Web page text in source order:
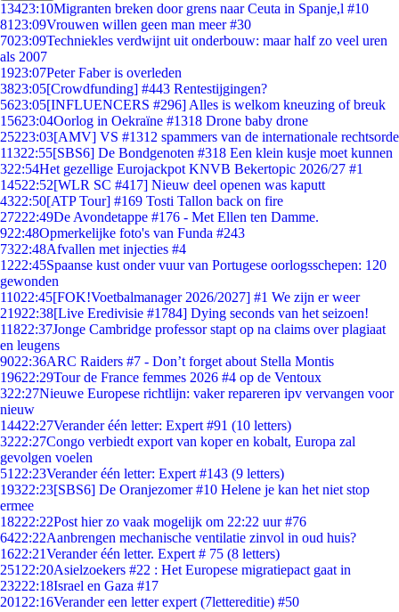
13423:10Migranten breken door grens naar Ceuta in Spanje,l #10
81 23:09Vrouwen willen geen man meer #30
7023:09Techniekles verdwijnt uit onderbouw: maar half zo veel uren
als 2007
1923:07Peter Faber is overleden
3823:05[Crowdfunding] #443 Rentestijgingen?
5623:05[INFLUENCERS #296] Alles is welkom kneuzing of breuk
15623:04Oorlog in Oekraïne #1318 Drone baby drone
25223:03[AMV] VS #1312 spammers van de internationale rechtsorde
11322:55[SBS6] De Bondgenoten #318 Een klein kusje moet kunnen
322:54Het gezellige Eurojackpot KNVB Bekertopic 2026/27 #1
14522:52[WLR SC #417] Nieuw deel openen was kaputt
4322:50[ATP Tour] #169 Tosti Tallon back on fire
27222:49De Avondetappe #176 - Met Ellen ten Damme.
922:48Opmerkelijke foto's van Funda #243
7322:48Afvallen met injecties #4
1222:45Spaanse kust onder vuur van Portugese oorlogsschepen: 120
gewonden
11022:45[FOK!Voetbalmanager 2026/2027] #1 We zijn er weer
21922:38[Live Eredivisie #1784] Dying seconds van het seizoen!
11822:37Jonge Cambridge professor stapt op na claims over plagiaat
en leugens
9022:36ARC Raiders #7 - Don’t forget about Stella Montis
19622:29Tour de France femmes 2026 #4 op de Ventoux
322:27Nieuwe Europese richtlijn: vaker repareren ipv vervangen voor
nieuw
14422:27Verander één letter: Expert #91 (10 letters)
3222:27Congo verbiedt export van koper en kobalt, Europa zal
gevolgen voelen
51 22:23Verander één letter: Expert #143 (9 letters)
19322:23[SBS6] De Oranjezomer #10 Helene je kan het niet stop
ermee
18222:22Post hier zo vaak mogelijk om 22:22 uur #76
6422:22Aanbrengen mechanische ventilatie zinvol in oud huis?
1622:21Verander één letter. Expert # 75 (8 letters)
251 22:20Asielzoekers #22 : Het Europese migratiepact gaat in
23222:18Israel en Gaza #17
201 22:16Verander een letter expert (7lettereditie) #50